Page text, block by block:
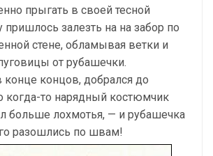
прыгать в своей тесной
залезть на на забор по
стене, обламывая ветки и
от рубашечки.
конце концов, добрался до
когда-то нарядный костюмчик
больше лохмотья, — и рубашечка
разошлись по швам!